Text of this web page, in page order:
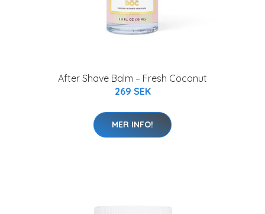
After Shave Balm – Fresh Coconut
269 SEK
MER INFO!